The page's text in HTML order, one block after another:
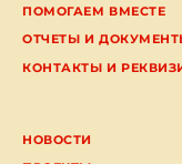
ПОМОГАЕМ ВМЕСТЕ
ОТЧЕТЫ И
КОНТАКТЫ И
НОВОСТИ